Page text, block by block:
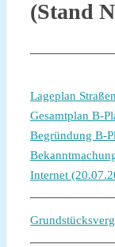
(Stand
Lageplan
Gesamtplan B-
Begründung B-
Internet